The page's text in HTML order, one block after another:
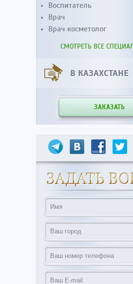
Воспитатель
Врач
Врач косметолог
СМОТРЕТЬ ВСЕ
В КАЗАХСТАНЕ
ЗАКАЗАТЬ